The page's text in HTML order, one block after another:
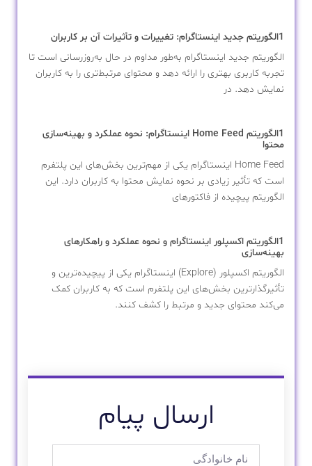
1الگوریتم جدید اینستاگرام: تغییرات و تأثیرات آن بر کاربران
الگوریتم جدید اینستاگرام به‌طور مداوم در حال به‌روزرسانی است تا
تجربه کاربری بهتری را ارائه دهد و محتوای مرتبط‌تری را به کاربران
نمایش دهد. در
1الگوریتم Home Feed اینستاگرام: نحوه عملکرد و بهینه‌سازی
محتوا
Home Feed اینستاگرام یکی از مهم‌ترین بخش‌های این پلتفرم
است که تأثیر زیادی بر نحوه نمایش محتوا به کاربران دارد. این
الگوریتم پیچیده از فاکتورهای
1الگوریتم اکسپلور اینستاگرام و نحوه عملکرد و راهکارهای
بهینه‌سازی
الگوریتم اکسپلور (Explore) اینستاگرام یکی از پیچیده‌ترین و
تأثیرگذارترین بخش‌های این پلتفرم است که به کاربران کمک
می‌کند محتوای جدید و مرتبط را کشف کنند.
ارسال پیام